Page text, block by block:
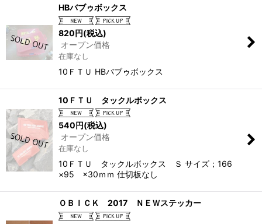
HBバブゥボックス
820円(税込)
オープン価格
在庫なし
10ＦＴＵ HBバブゥボックス
10ＦＴＵ タックルボックス
540円(税込)
オープン価格
在庫なし
10ＦＴＵ タックルボックス Ｓ サイズ；166
×95 ×30ｍｍ 仕切板なし
ＯＢＩＣＫ 2017 ＮＥＷステッカー